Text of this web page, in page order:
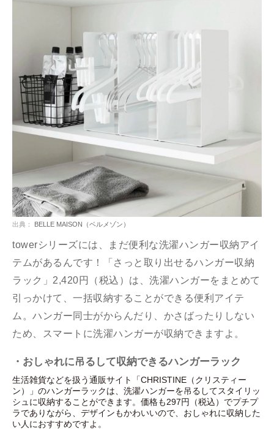
出典： BELLE MAISON（ベルメゾン）
towerシリーズには、まだ便利な洗濯ハンガー収納アイ
テムがあるんです！「さっと取り出せるハンガー収納
ラック」2,420円（税込）は、洗濯ハンガーをまとめて
引っかけて、一括収納することができる便利アイテ
ム。ハンガー同士がからんだり、かさばったりしない
ため、スマートに洗濯ハンガーが収納できますよ。
・おしゃれに吊るして収納できるハンガーラック
生活雑貨などを扱う通販サイト「CHRISTINE（クリスティー
ン）」のハンガーラックは、洗濯ハンガーを吊るしてスタイリッ
シュに収納することができます。価格も297円（税込）でプチプ
ラでありながら、デザインもかわいいので、おしゃれに収納した
い人におすすめですよ。